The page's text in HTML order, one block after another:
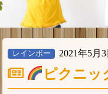
レインボー 2021年5月3
ピクニッ